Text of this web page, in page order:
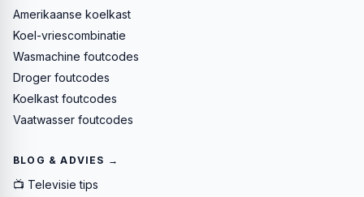
Amerikaanse koelkast
Koel-vriescombinatie
Wasmachine foutcodes
Droger foutcodes
Koelkast foutcodes
Vaatwasser foutcodes
BLOG & ADVIES →
📺 Televisie tips